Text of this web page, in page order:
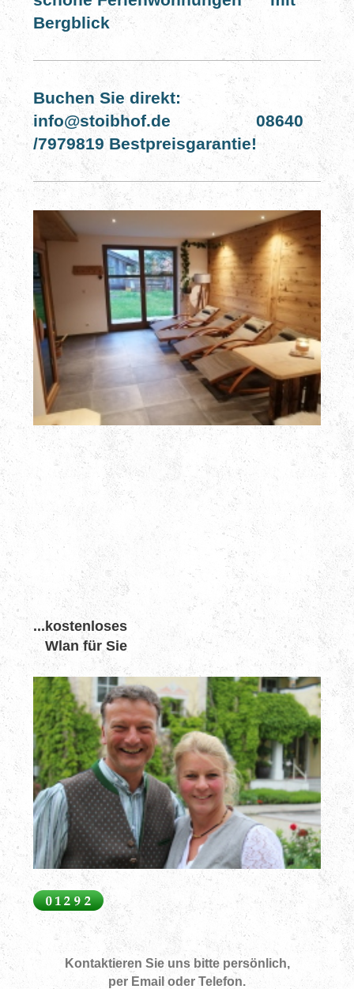
Bergblick
Buchen Sie direkt:
info@stoibhof.de 08640
/7979819 Bestpreisgarantie!
...kostenloses
Wlan für Sie
Kontaktieren Sie uns bitte persönlich,
per Email oder Telefon.